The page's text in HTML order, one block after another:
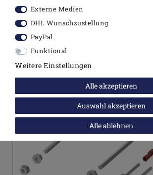
PASSENDES
Externe Medien
DHL Wunschzustellung
PayPal
Funktional
Weitere Einstellungen
Alle akzeptieren
Auswahl akzeptieren
Alle ablehnen